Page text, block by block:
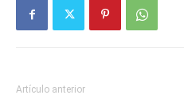
Artículo anterior